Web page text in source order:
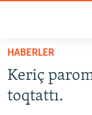
Esas
qaytmaq
Baş
navigatsiyağa
SİYASET
İQTİSADİYAT
HABERLER
Keriç
toqtattı.